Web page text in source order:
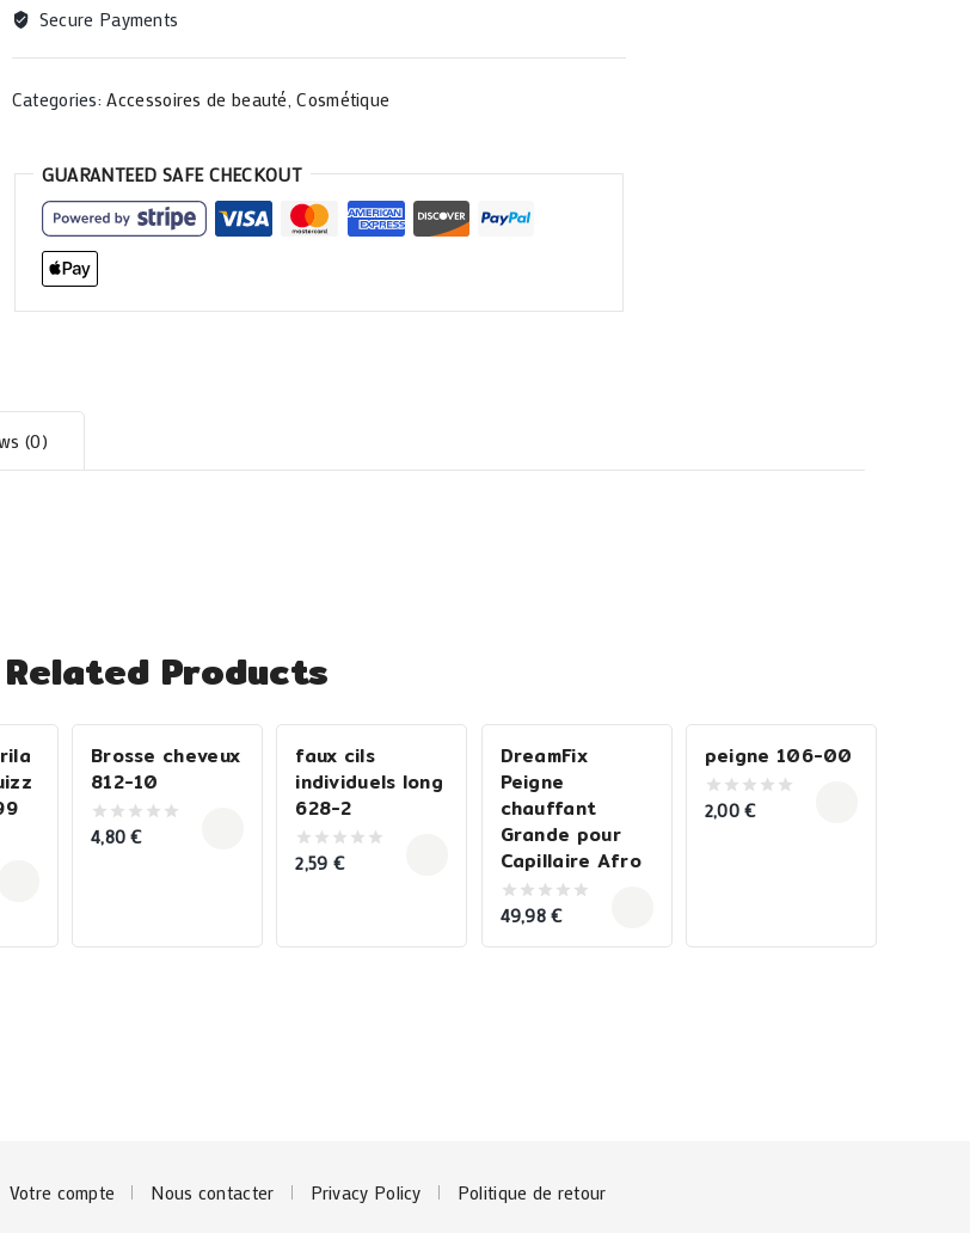
Secure Payments
Categories:Accessoires de beauté ,Cosmétique
GUARANTEED SAFE CHECKOUT
(0)
Related Products
Brosse cheveux
812-10
0
4,80€
faux cils
individuels long
628-2
0
2,59 €
DreamFix
Peigne
chauffant
Grande pour
Capillaire Afro
0
of
49,98€
peigne 106-00
0
2,00€
Votre compte Nous contacter Privacy Policy Politique de retour